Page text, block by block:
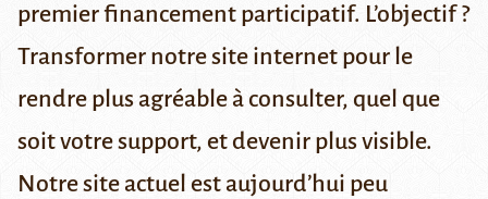
premier financement participatif. L’objectif ?
Transformer notre site internet pour le
rendre plus agréable à consulter, quel que
soit votre support, et devenir plus visible.
Notre site actuel est aujourd’hui peu